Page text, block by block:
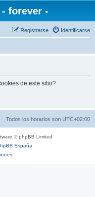
- forever -
Identificarse
Registrarse
de este sitio?
Todos los horarios son UTC+02:00
© phpBB Limited
España